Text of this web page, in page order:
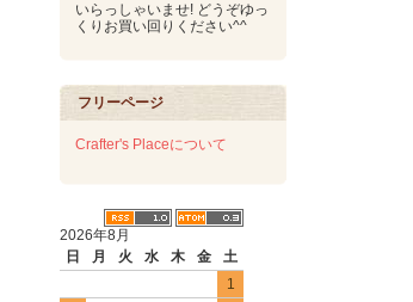
いらっしゃいませ! どうぞゆっ
くりお買い回りください^^
フリーページ
Crafter's Placeについて
2026年8月
日
月 火 水 木 金
土
1